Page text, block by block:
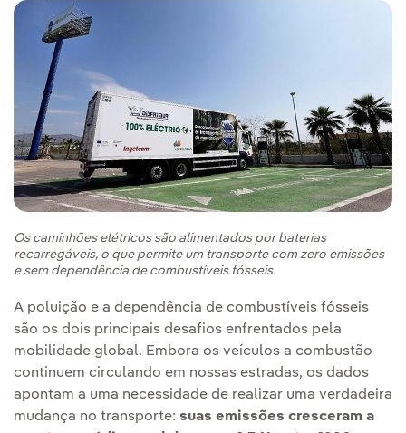
Os caminhões elétricos são alimentados por baterias
recarregáveis, o que permite um transporte com zero emissões
e sem dependência de combustíveis fósseis.
A poluição e a dependência de combustíveis fósseis
são os dois principais desafios enfrentados pela
mobilidade global. Embora os veículos a combustão
continuem circulando em nossas estradas, os dados
apontam a uma necessidade de realizar uma verdadeira
mudança no transporte: suas emissões cresceram a